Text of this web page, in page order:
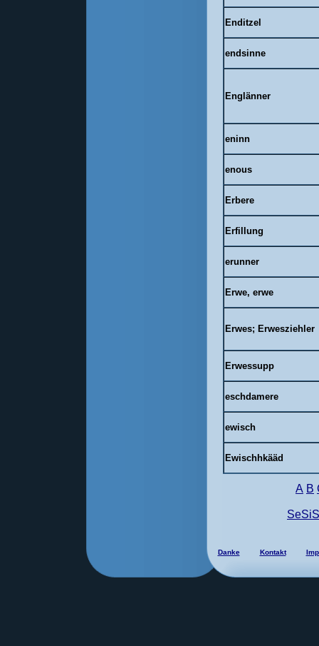
Enditzel
endsinne
Englänner
eninn
enous
Erbere
Erfillung
erunner
Erwe, erwe
Erwes; Erwesziehler
Erwessupp
eschdamere
ewisch
Ewischhkääd
A B
Danke Kontakt